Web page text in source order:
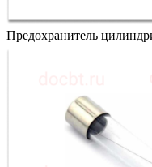
Предохранитель